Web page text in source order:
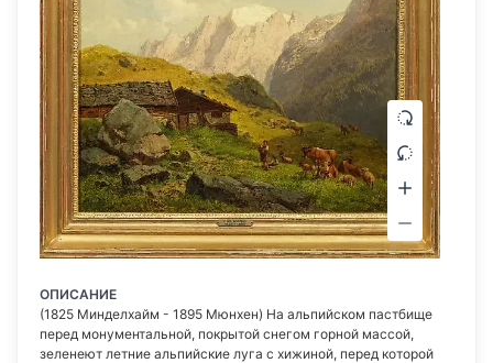
ОПИСАНИЕ
(1825 Минделхайм - 1895 Мюнхен) На альпийском пастбище
перед монументальной, покрытой снегом горной массой,
зеленеют летние альпийские луга с хижиной, перед которой